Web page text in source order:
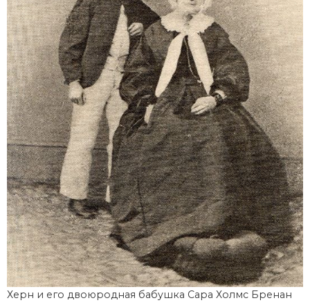
Херн и его двоюродная бабушка Сара Холмс Бренан